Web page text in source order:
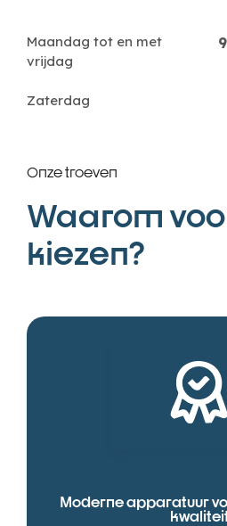
Maandag tot en met
vrijdag
Zaterdag
Onze troeven
Waarom
kiezen?
Moderne apparatuur